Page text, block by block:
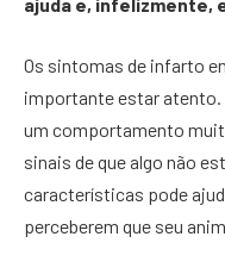
Os sintomas de infarto
importante estar atento.
um comportamento
sinais de que algo não
características pode
perceberem que seu